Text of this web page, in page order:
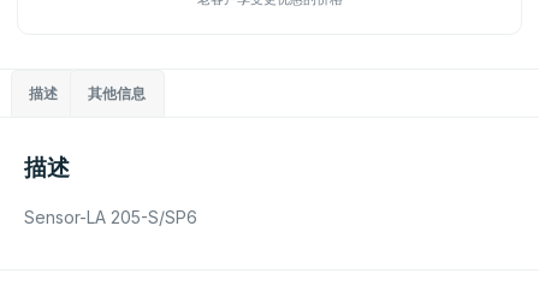
描述 其他信息
描述
Sensor-LA 205-S/SP6